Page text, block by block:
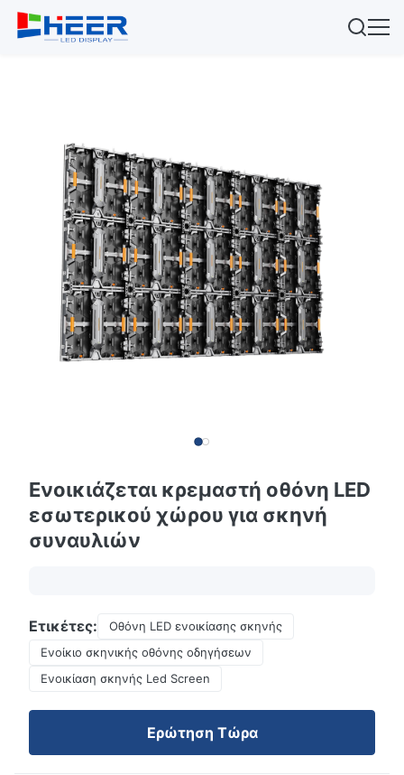
Ενοικιάζεται κρεμαστή οθόνη LED
εσωτερικού χώρου για σκηνή
συναυλιών
Ετικέτες:
Οθόνη LED ενοικίασης σκηνής
Ενοίκιο σκηνικής οθόνης οδηγήσεων
Ενοικίαση σκηνής Led Screen
Ερώτηση Τώρα